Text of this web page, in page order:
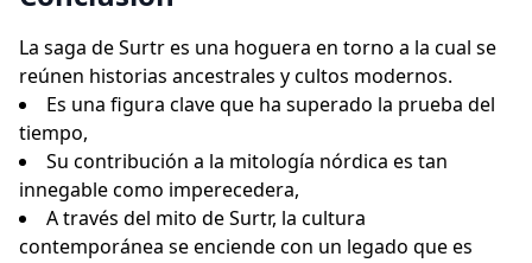
La saga de Surtr es una hoguera en torno a la cual se
reúnen historias ancestrales y cultos modernos.
Es una figura clave que ha superado la prueba del
tiempo,
Su contribución a la mitología nórdica es tan
innegable como imperecedera,
A través del mito de Surtr, la cultura
contemporánea se enciende con un legado que es